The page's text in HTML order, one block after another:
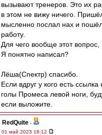
вызывают тренеров. Это их
в этом не вижу ничего.
мысленно послал нах и
работу.
Для чего вообще этот
Я понятно написал?
Лёша(Спектр) спасибо.
Если вдруг у кого есть
голы Промеса левой ноги,
если выложите.
RedQuite -
01 май 2023 18:12